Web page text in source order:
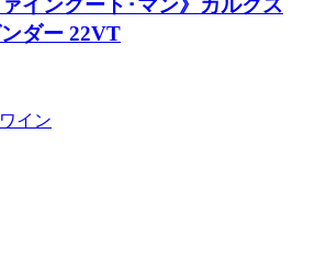
ァイングート･マン》カルクス
ダー 22VT
イン